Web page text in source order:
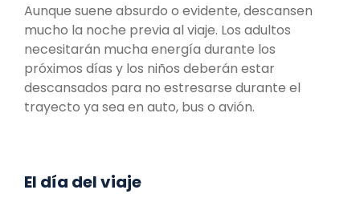
Aunque suene absurdo o evidente, descansen
mucho la noche previa al viaje. Los adultos
necesitarán mucha energía durante los
próximos días y los niños deberán estar
descansados para no estresarse durante el
trayecto ya sea en auto, bus o avión.
El día del viaje